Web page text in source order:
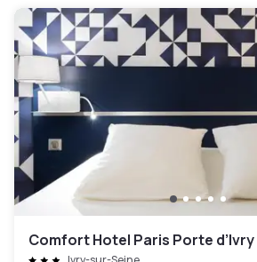
Comfort Hotel Paris Porte d’Ivry